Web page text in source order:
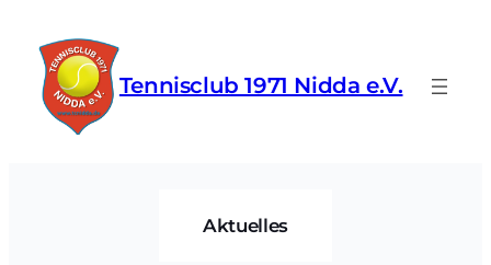
Inhalt
springen
Tennisclub 1971 Nidda e.V.
Aktuelles